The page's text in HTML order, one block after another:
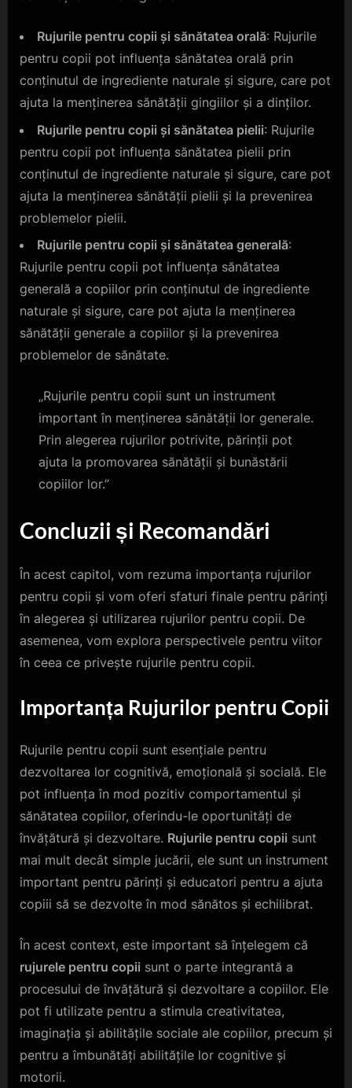
Rujurile pentru copii și sănătatea orală: Rujurile
pentru copii pot influența sănătatea orală prin
conținutul de ingrediente naturale și sigure, care pot
ajuta la menținerea sănătății gingiilor și a dinților.
Rujurile pentru copii și sănătatea pielii: Rujurile
pentru copii pot influența sănătatea pielii prin
conținutul de ingrediente naturale și sigure, care pot
ajuta la menținerea sănătății pielii și la prevenirea
problemelor pielii.
Rujurile pentru copii și sănătatea generală:
Rujurile pentru copii pot influența sănătatea
generală a copiilor prin conținutul de ingrediente
naturale și sigure, care pot ajuta la menținerea
sănătății generale a copiilor și la prevenirea
problemelor de sănătate.
„Rujurile pentru copii sunt un instrument
important în menținerea sănătății lor generale.
Prin alegerea rujurilor potrivite, părinții pot
ajuta la promovarea sănătății și bunăstării
copiilor lor.”
Concluzii și Recomandări
În acest capitol, vom rezuma importanța rujurilor
pentru copii și vom oferi sfaturi finale pentru părinți
în alegerea și utilizarea rujurilor pentru copii. De
asemenea, vom explora perspectivele pentru viitor
în ceea ce privește rujurile pentru copii.
Importanța Rujurilor pentru Copii
Rujurile pentru copii sunt esențiale pentru
dezvoltarea lor cognitivă, emoțională și socială. Ele
pot influența în mod pozitiv comportamentul și
sănătatea copiilor, oferindu-le oportunități de
învățătură și dezvoltare. Rujurile pentru copii sunt
mai mult decât simple jucării, ele sunt un instrument
important pentru părinți și educatori pentru a ajuta
copiii să se dezvolte în mod sănătos și echilibrat.
În acest context, este important să înțelegem că
rujurele pentru copii sunt o parte integrantă a
procesului de învățătură și dezvoltare a copiilor. Ele
pot fi utilizate pentru a stimula creativitatea,
imaginația și abilitățile sociale ale copiilor, precum și
pentru a îmbunătăți abilitățile lor cognitive și
motorii.